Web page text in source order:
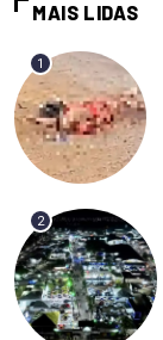
MAIS LIDAS
1
2